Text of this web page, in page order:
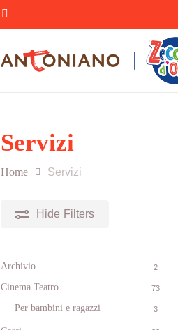
Servizi
Home Servizi
Hide Filters
Archivio 2
Cinema Teatro 73
Per bambini e ragazzi 3